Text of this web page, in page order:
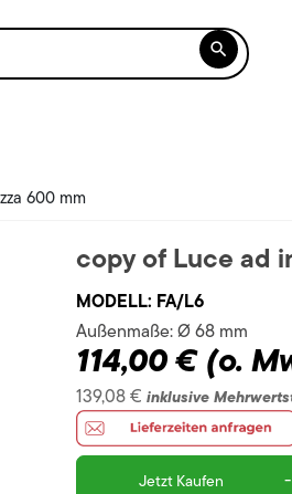

600 mm
copy of Luce ad
MODELL: FA/L6
Außenmaße:Ø 68 mm
114,00 € (o.
139,08 € inklusive
Jetzt Kaufen -